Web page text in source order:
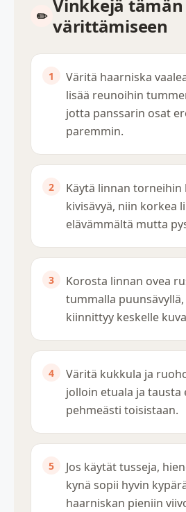
Vinkkejä
värittämiseen
Väritä haarniska
lisää reunoihin
jotta panssarin osat
paremmin.
Käytä linnan torneihin
kivisävyä, niin korkea
elävämmältä mutta
Korosta linnan ovea
tummalla
kiinnittyy keskelle
Väritä kukkula ja
jolloin etuala ja
pehmeästi toisistaan.
Jos käytät tusseja,
kynä sopii hyvin
haarniskan pieniin